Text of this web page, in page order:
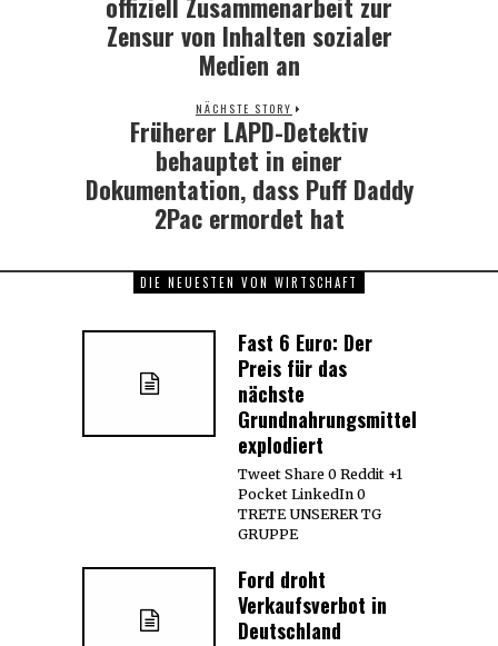
Zensur von Inhalten sozialer
Medien an
NÄCHSTE STORY
Next
post:
Früherer LAPD-Detektiv
behauptet in einer
Dokumentation, dass Puff Daddy
2Pac ermordet hat
DIE NEUESTEN VON WIRTSCHAFT
Fast 6 Euro: Der
Preis für das
nächste
Grundnahrungsmittel
explodiert
Tweet Share 0 Reddit +1
Pocket LinkedIn 0
TRETE UNSERER TG
GRUPPE
Ford droht
Verkaufsverbot in
Deutschland